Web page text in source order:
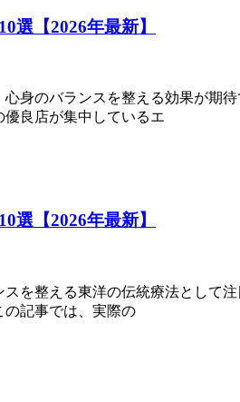
選【2026年最新】
身のバランスを整える効果が期
良店が集中しているエ
選【2026年最新】
を整える東洋の伝統療法として
の記事では、実際の